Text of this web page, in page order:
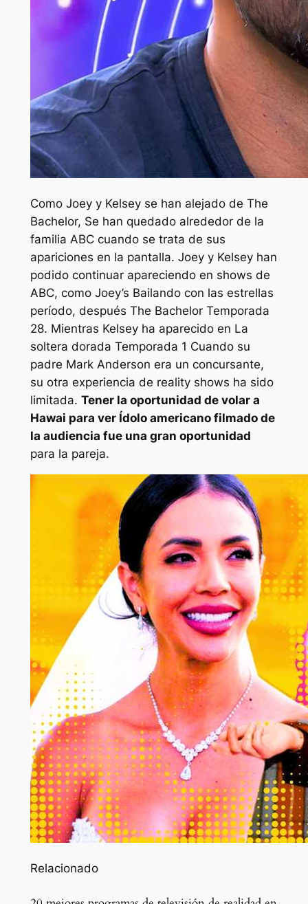
Como Joey y Kelsey se han alejado de The
Bachelor, Se han quedado alrededor de la
familia ABC cuando se trata de sus
apariciones en la pantalla. Joey y Kelsey han
podido continuar apareciendo en shows de
ABC, como Joey’s Bailando con las estrellas
período, después The Bachelor Temporada
28. Mientras Kelsey ha aparecido en La
soltera dorada Temporada 1 Cuando su
padre Mark Anderson era un concursante,
su otra experiencia de reality shows ha sido
limitada. Tener la oportunidad de volar a
Hawai para ver Ídolo americano filmado de
la audiencia fue una gran oportunidad
para la pareja.
Relacionado